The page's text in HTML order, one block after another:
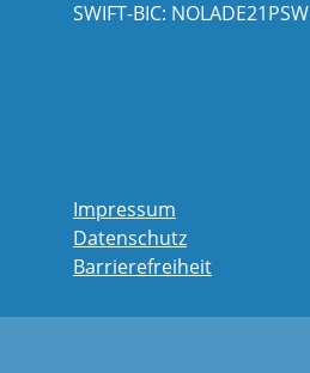
SWIFT-BIC: NOLADE21PSW
Impressum
Datenschutz
Barrierefreiheit